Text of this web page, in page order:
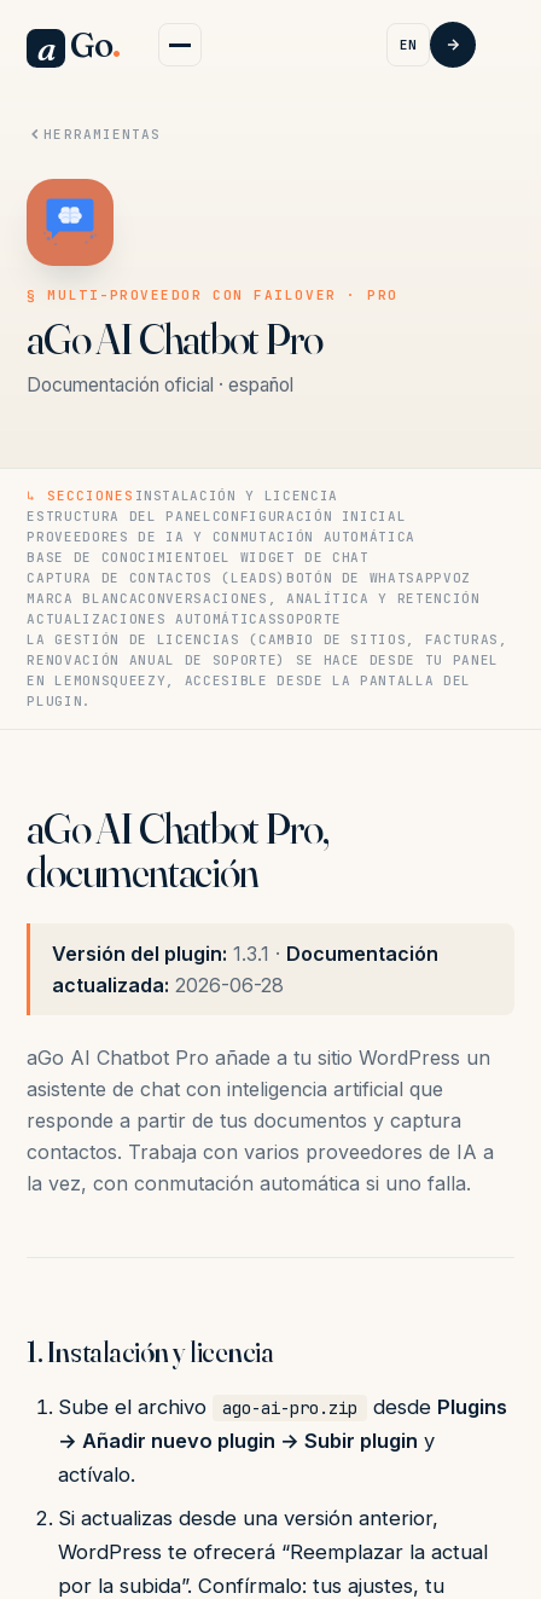
a Go. EN
HERRAMIENTAS
§ MULTI-PROVEEDOR CON FAILOVER · PRO
aGo AI Chatbot Pro
Documentación oficial · español
↳ SECCIONES INSTALACIÓN Y LICENCIA
ESTRUCTURA DEL PANEL CONFIGURACIÓN INICIAL
PROVEEDORES DE IA Y CONMUTACIÓN AUTOMÁTICA
BASE DE CONOCIMIENTO EL WIDGET DE CHAT
CAPTURA DE CONTACTOS (LEADS) BOTÓN DE WHATSAPPVOZ
MARCA BLANCACONVERSACIONES, ANALÍTICA Y RETENCIÓN
ACTUALIZACIONES AUTOMÁTICASSOPORTE
LA GESTIÓN DE LICENCIAS (CAMBIO DE SITIOS, FACTURAS,
RENOVACIÓN ANUAL DE SOPORTE) SE HACE DESDE TU PANEL
EN LEMONSQUEEZY, ACCESIBLE DESDE LA PANTALLA DEL
PLUGIN.
aGo AI Chatbot Pro,
documentación
Versión del plugin: 1.3.1 · Documentación
actualizada: 2026-06-28
aGo AI Chatbot Pro añade a tu sitio WordPress un
asistente de chat con inteligencia artificial que
responde a partir de tus documentos y captura
contactos. Trabaja con varios proveedores de IA a
la vez, con conmutación automática si uno falla.
1. Instalación y licencia
Sube el archivo ago-ai-pro.zip desde Plugins
→ Añadir nuevo plugin → Subir plugin y
actívalo.
Si actualizas desde una versión anterior,
WordPress te ofrecerá “Reemplazar la actual
por la subida”. Confírmalo: tus ajustes, tu